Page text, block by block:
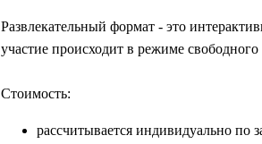
Развлекательный формат - это
участие происходит в режиме
Стоимость:
рассчитывается индивидуально по